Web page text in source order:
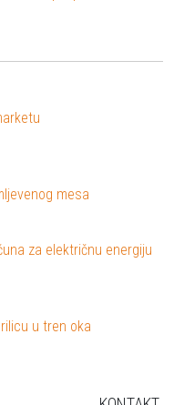
mesa
za električnu energiju
u tren oka